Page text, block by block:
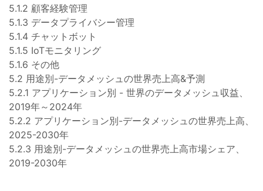
5.1.2 顧客経験管理
5.1.3 データプライバシー管理
5.1.4 チャットボット
5.1.5 IoTモニタリング
5.1.6 その他
5.2 用途別-データメッシュの世界売上高&予測
5.2.1 アプリケーション別 - 世界のデータメッシュ収益、
2019年～2024年
5.2.2 アプリケーション別-データメッシュの世界売上高、
2025-2030年
5.2.3 用途別-データメッシュの世界売上高市場シェア、
2019-2030年